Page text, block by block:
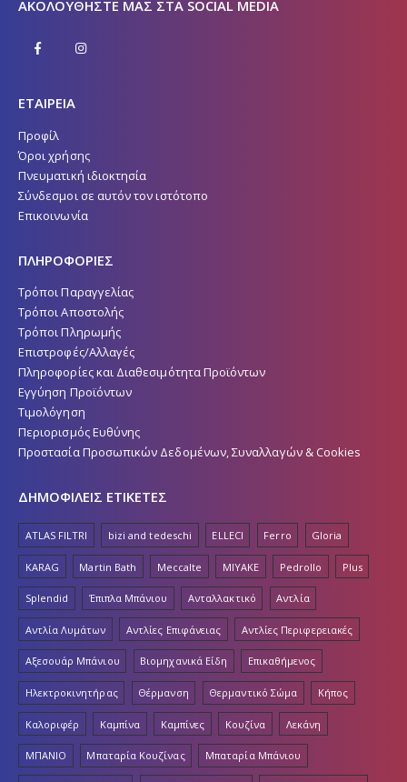
Προφίλ
Όροι χρήσης
Πνευματική ιδιοκτησία
Σύνδεσμοι σε αυτόν τον ιστότοπο
Τρόποι Παραγγελίας
Τρόποι Αποστολής
Τρόποι Πληρωμής
Επιστροφές/Αλλαγές
Πληροφορίες και Διαθεσιμότητα Προϊόντων
Εγγύηση Προϊόντων
Τιμολόγηση
Περιορισμός Ευθύνης
ATLAS FILTRI bizi and tedeschi ELLECI Ferro Gloria
KARAG Martin Bath Meccalte MIYAKE Pedrollo Plus
Splendid Έπιπλα Μπάνιου Ανταλλακτικό Αντλία
Αντλία Λυμάτων Αντλίες Επιφάνειας Αντλίες Περιφερειακές
Αξεσουάρ Μπάνιου Βιομηχανικά Είδη Επικαθήμενος
Ηλεκτροκινητήρας Θέρμανση Θερμαντικό Σώμα Κήπος
Καλοριφέρ Καμπίνα Καμπίνες Κουζίνα Λεκάνη
ΜΠΑΝΙΟ Μπαταρία Κουζίνας Μπαταρία Μπάνιου